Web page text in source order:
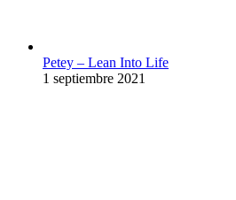
Petey – Lean Into Life
1 septiembre 2021